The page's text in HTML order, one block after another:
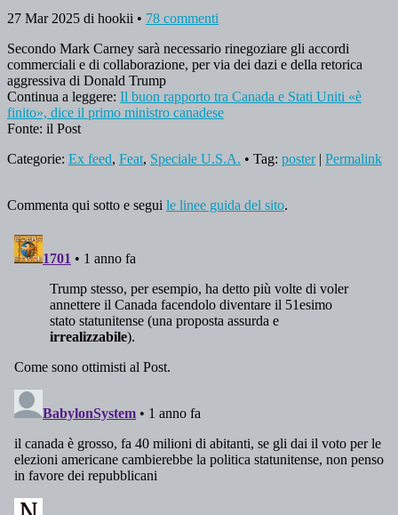
27 Mar 2025 di hookii • 78 commenti
Secondo Mark Carney sarà necessario rinegoziare gli accordi
commerciali e di collaborazione, per via dei dazi e della retorica
aggressiva di Donald Trump
Continua a leggere: Il buon rapporto tra Canada e Stati Uniti «è
finito», dice il primo ministro canadese
Fonte: il Post
Categorie: Ex feed, Feat, Speciale U.S.A. • Tag: poster| Permalink
Commenta qui sotto e segui le linee guida del sito.